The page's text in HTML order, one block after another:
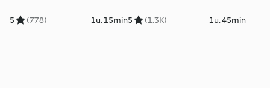
5 (778) 1u. 15min5 (1.3K) 1u. 45min